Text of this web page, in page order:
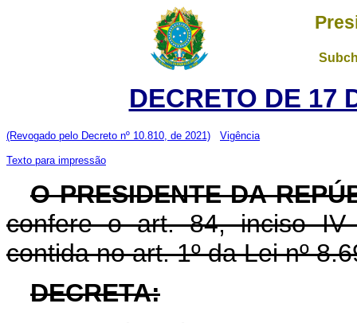
DECRETO DE 17
(Revogado pelo Decreto nº 10.810, de 2021) Vigência
Texto para impressão
O PRESIDENTE DA
confere o art. 84, inciso IV
contida no art. 1º da Lei nº
DECRETA: